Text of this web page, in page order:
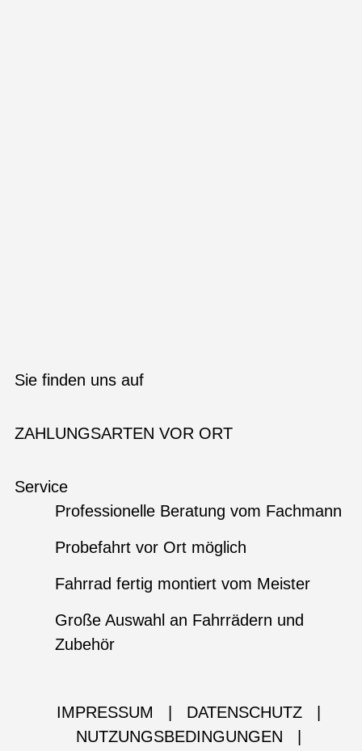
Sie finden uns auf
ZAHLUNGSARTEN VOR ORT
Service
Professionelle Beratung vom Fachmann
Probefahrt vor Ort möglich
Fahrrad fertig montiert vom Meister
Große Auswahl an Fahrrädern und
Zubehör
IMPRESSUM DATENSCHUTZ
NUTZUNGSBEDINGUNGEN